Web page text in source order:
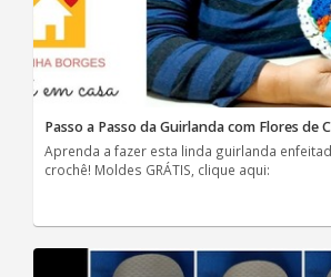
Passo a Passo da Guirlanda com Flores de
Aprenda a fazer esta linda guirlanda
crochê! Moldes GRÁTIS, clique aqui: